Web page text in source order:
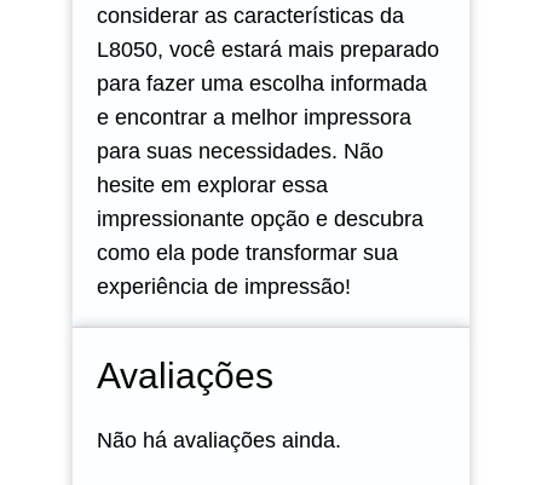
considerar as características da
L8050, você estará mais preparado
para fazer uma escolha informada
e encontrar a melhor impressora
para suas necessidades. Não
hesite em explorar essa
impressionante opção e descubra
como ela pode transformar sua
experiência de impressão!
Avaliações
Não há avaliações ainda.